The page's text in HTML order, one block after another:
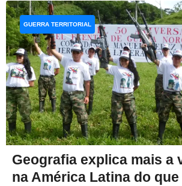
Geografia explica mais a
na América Latina do
GUERRA TERRITORIAL